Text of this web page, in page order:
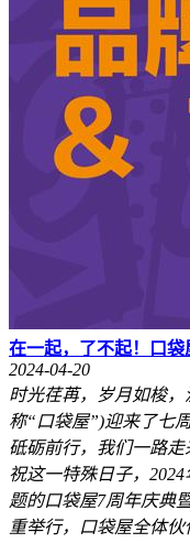
在一起，了不起！口
2024-04-20
时光荏苒，岁月如梭
称“口袋屋”)迎来了七
砥砺前行，我们一路
祝这一特殊日子，
题的口袋屋7周年庆典
重举行，口袋屋全体